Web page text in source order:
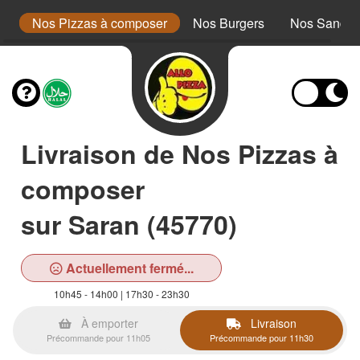
Nos Pizzas à composer Nos Burgers Nos
Livraison de Nos Pizzas à
composer
sur Saran (45770)
Actuellement fermé...
10h45 - 14h00 | 17h30 - 23h30
À emporter
Précommande pour 11h05
Livraison
Précommande pour 11h30